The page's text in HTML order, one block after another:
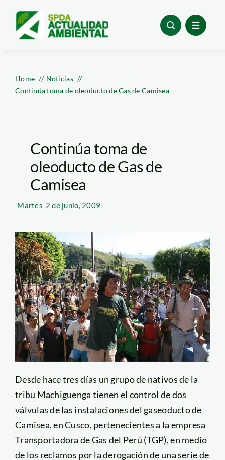
content
Home
Noticias
Continúa toma de oleoducto de Gas de Camisea
Continúa toma de
oleoducto de Gas de
Camisea
Martes 2 de junio, 2009
Desde hace tres días un grupo de nativos de la
tribu Machiguenga tienen el control de dos
válvulas de las instalaciones del gaseoducto de
Camisea, en Cusco, pertenecientes a la empresa
Transportadora de Gas del Perú (TGP), en medio
de los reclamos por la derogación de una serie de